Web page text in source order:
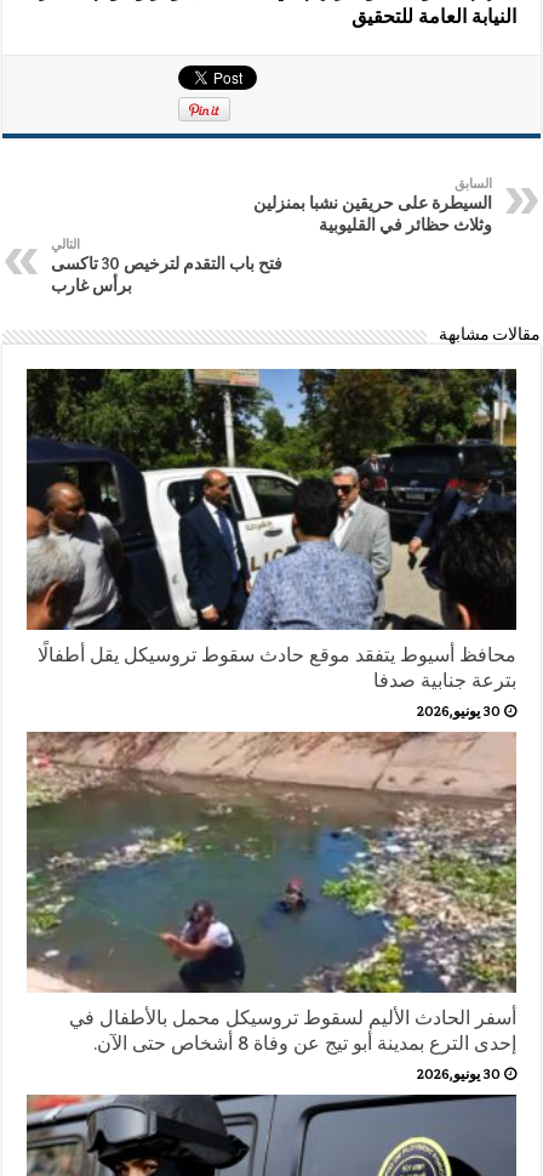
النيابة العامة للتحقيق
السابق
السيطرة على حريقين نشبا بمنزلين
وثلاث حظائر في القليوبية
التالي
فتح باب التقدم لترخيص 30 تاكسى
برأس غارب
مقالات مشابهة
محافظ أسيوط يتفقد موقع حادث سقوط تروسيكل يقل أطفالًا
بترعة جنابية صدفا
30 يونيو,2026
أسفر الحادث الأليم لسقوط تروسيكل محمل بالأطفال في
إحدى الترع بمدينة أبو تيج عن وفاة 8 أشخاص حتى الآن.
30 يونيو,2026